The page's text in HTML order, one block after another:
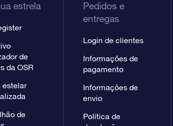
estrela
de
da OSR
estelar
de
Pedidos e
entregas
Login de clientes
Informações de
pagamento
Informações de
envio
Política de